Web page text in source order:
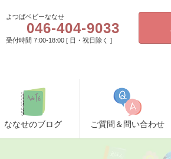
よつばベビーななせ
046-404-9033
受付時間 7:00-18:00 [ 日・祝日除く ]
ななせのブログ ご質問＆問い合わせ